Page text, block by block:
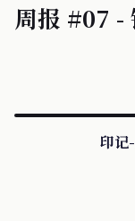
周报 #07 -
印记